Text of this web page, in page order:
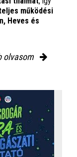
működési
Heves és
olvasom